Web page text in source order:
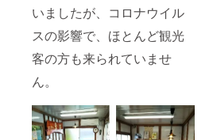
いましたが、コロナウイル
スの影響で、ほとんど観光
客の方も来られていませ
ん。